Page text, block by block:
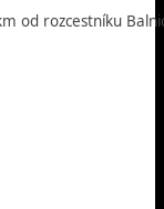
od rozcestníku